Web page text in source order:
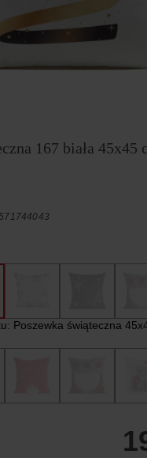
167 biała 45x45
Poszewka świąteczna